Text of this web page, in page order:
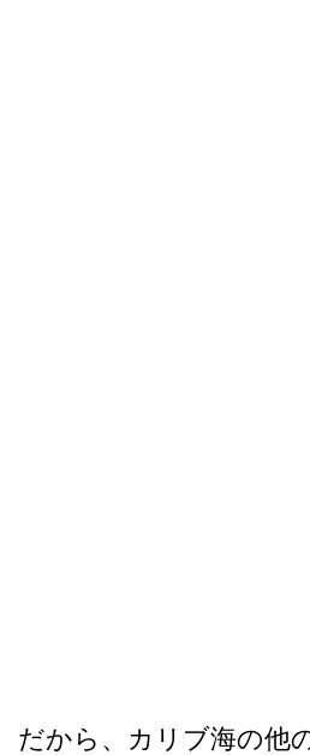
だから、カリブ海の他